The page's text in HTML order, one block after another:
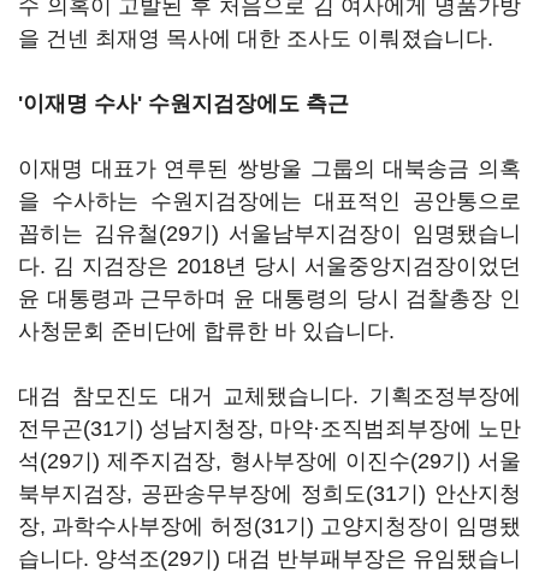
수 의혹이 고발된 후 처음으로 김 여사에게 명품가방
을 건넨 최재영 목사에 대한 조사도 이뤄졌습니다.
'이재명 수사' 수원지검장에도 측근
이재명 대표가 연루된 쌍방울 그룹의 대북송금 의혹
을 수사하는 수원지검장에는 대표적인 공안통으로
꼽히는 김유철(29기) 서울남부지검장이 임명됐습니
다. 김 지검장은 2018년 당시 서울중앙지검장이었던
윤 대통령과 근무하며 윤 대통령의 당시 검찰총장 인
사청문회 준비단에 합류한 바 있습니다.
대검 참모진도 대거 교체됐습니다. 기획조정부장에
전무곤(31기) 성남지청장, 마약·조직범죄부장에 노만
석(29기) 제주지검장, 형사부장에 이진수(29기) 서울
북부지검장, 공판송무부장에 정희도(31기) 안산지청
장, 과학수사부장에 허정(31기) 고양지청장이 임명됐
습니다. 양석조(29기) 대검 반부패부장은 유임됐습니